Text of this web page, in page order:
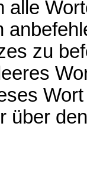
alle
zu
über